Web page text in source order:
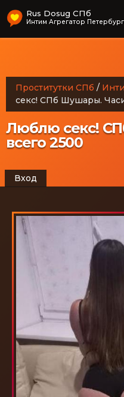
Rus Dosug
Проститутки СПб /
секс! СПб Шушары.
Люблю секс!
всего 2500
Вход